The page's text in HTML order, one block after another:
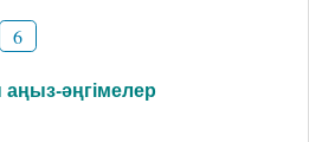
6
әңгімелер